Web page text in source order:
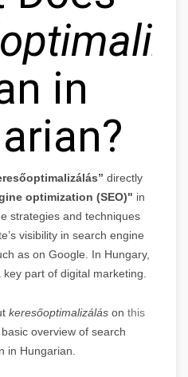
in
directly
optimization (SEO)" in
strategies and techniques
visibility in search engine
as on Google. In Hungary,
part of digital marketing.
keresőoptimalizáláson this
overview of search
in Hungarian.